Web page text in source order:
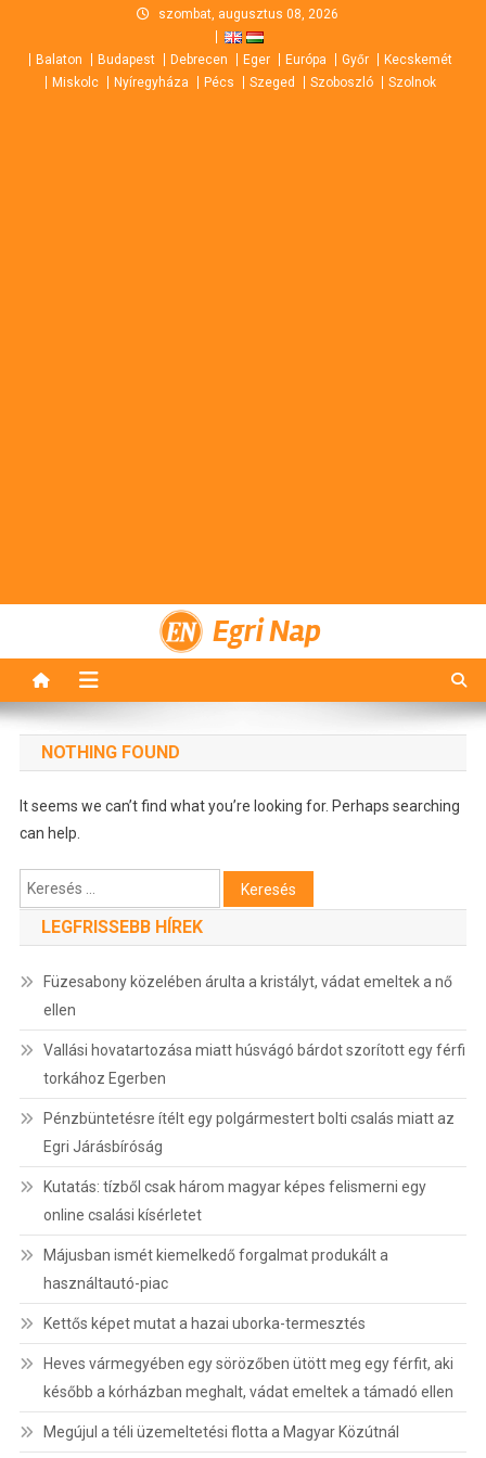
content
szombat, augusztus 08, 2026
Balaton Budapest Debrecen Eger Európa Győr
Kecskemét
Miskolc
Nyíregyháza Pécs Szeged Szoboszló Szolnok
Egri Nap
NOTHING FOUND
It seems we can’t find what you’re looking for. Perhaps searching
can help.
Keresés:
LEGFRISSEBB HÍREK
Füzesabony közelében árulta a kristályt, vádat emeltek a nő
ellen
Vallási hovatartozása miatt húsvágó bárdot szorított egy férfi
torkához Egerben
Pénzbüntetésre ítélt egy polgármestert bolti csalás miatt az
Egri Járásbíróság
Kutatás: tízből csak három magyar képes felismerni egy
online csalási kísérletet
Májusban ismét kiemelkedő forgalmat produkált a
használtautó-piac
Kettős képet mutat a hazai uborka-termesztés
Heves vármegyében egy sörözőben ütött meg egy férfit, aki
később a kórházban meghalt, vádat emeltek a támadó ellen
Megújul a téli üzemeltetési flotta a Magyar Közútnál